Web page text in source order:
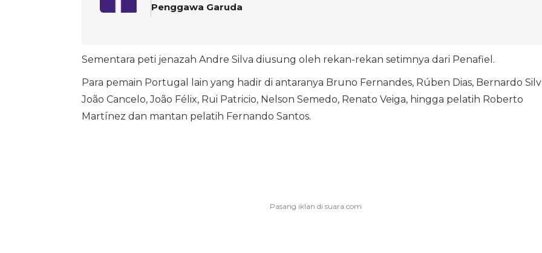
Penggawa Garuda
Sementara peti jenazah Andre Silva diusung oleh rekan-rekan setimnya dari Penafiel.
Para pemain Portugal lain yang hadir di antaranya Bruno Fernandes, Rúben Dias, Bernardo
João Cancelo, João Félix, Rui Patricio, Nelson Semedo, Renato Veiga, hingga pelatih Roberto
Martínez dan mantan pelatih Fernando Santos.